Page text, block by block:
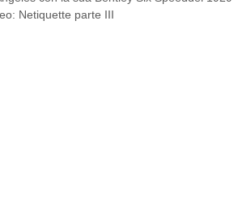
Netiquette parte III